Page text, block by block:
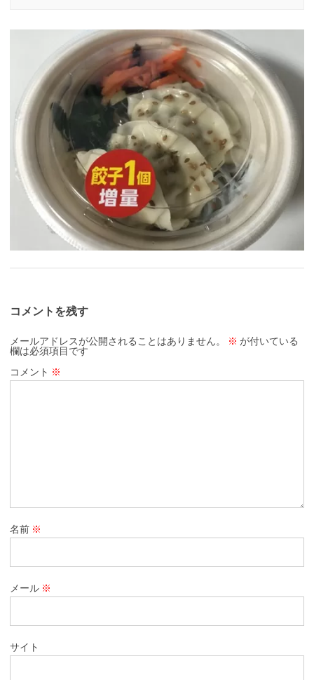
コメントを残す
メールアドレスが公開されることはありません。 ※ が付いている
欄は必須項目です
コメント ※
名前 ※
メール ※
サイト